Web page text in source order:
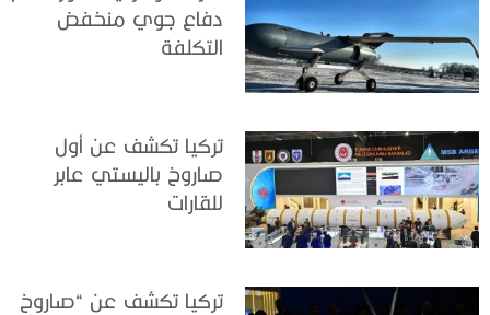
دفاع جوي منخفض
التكلفة
تركيا تكشف عن أول
صاروخ باليستي عابر
للقارات
تركيا تكشف عن “صاروخ